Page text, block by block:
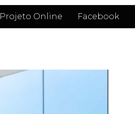
Projeto Online Facebook